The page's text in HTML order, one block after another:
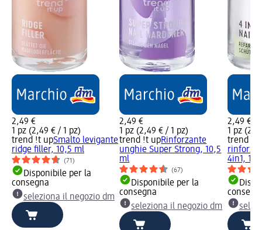
2,49 €
1 pz (2,49 € / 1 pz)
trend !t upSmalto levigante
ridge filler, 10,5 ml
(71)
Disponibile per la
consegna
seleziona il negozio dm
2,49 €
1 pz (2,49 € / 1 pz)
trend !t upRinforzante
unghie Super Strong, 10,5
ml
(67)
Disponibile per la
consegna
seleziona il negozio dm
2,49 €
1 pz
trend !t
4in1,